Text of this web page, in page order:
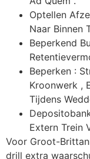
Optellen
Naar Binnen
Beperkend
Beperken :
Kroonwerk ,
Tijdens
Extern Trein
Voor Groot-
drill extra